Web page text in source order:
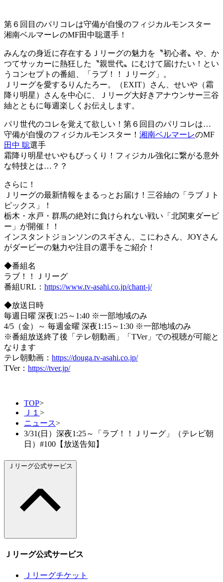
第６回目のパリコレは守備が自慢のフィジカルモンスター
湘南ベルマーレのMF田中聡選手！
みんなの身近に存在するＪリーグの魅力を〝初心者〟や、か
つてサッカーに熱狂した〝親世代〟にむけて届けたい！とい
うコンセプトの番組、「ラブ！！Ｊリーグ」。
Ｊリーグを愛するりんたろー。（EXIT）さん、せいや（霜
降り明星）さんを中心に、Ｊリーグ大好きアナウンサー三谷
紬とともに毎週楽しくお伝えします。
パリ世代のコレを覚えて欲しい！第６回目のパリコレは…
守備が自慢のフィジカルモンスター！ 湘南ベルマーレのMF
田中 聡選手
霜降り明星せいやもびっくり！フィジカル強化に繋がる意外
な特技とは…？？
さらに！
Ｊリーグの最新情報をまるっとお届け！三谷紬の「ラブＪト
ピックス」！
栃木・水戸・群馬の絶対に負けられない戦い「北関東ダービ
ー」が開催！！
インスタントジョンソンのスギさん、こにわさん、JOYさん
がダービーの魅力や注目の選手をご紹介！
◆番組名
ラブ！！Ｊリーグ
番組URL： https://www.tv-asahi.co.jp/chant-j/
◆放送日時
毎週日曜 深夜1:25～1:40 ※一部地域のみ
4/5（金）～ 毎週金曜 深夜1:15～1:30 ※一部地域のみ
※番組放送終了後「テレ朝動画」「TVer」での視聴が可能と
なります
テレ朝動画： https://douga.tv-asahi.co.jp/
TVer： https://tver.jp/
TOP>
Ｊ１ >
ニュース>
3/31(日）深夜1:25～「ラブ！！Ｊリーグ」（テレビ朝
日）#100【放送告知】
Ｊリーグ公式サービス
Ｊリーグ公式サービス
Ｊリーグチケット